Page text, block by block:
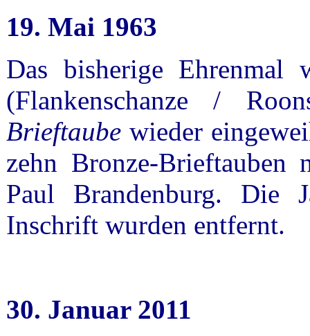
19. Mai 1963
Das bisherige Ehrenmal
(Flankenschanze /
Brieftaube wieder
zehn Bronze-Brieftauben
Paul Brandenburg. Die
Inschrift wurden entfernt.
30. Januar 2011